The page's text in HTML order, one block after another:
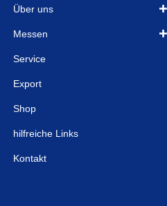
Über uns
Messen
Service
Export
Shop
hilfreiche Links
Kontakt